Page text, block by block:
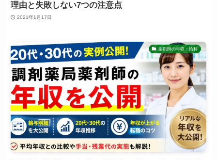
理由と失敗しない7つの注意点
2021年1月17日
薬剤師の年収・給料